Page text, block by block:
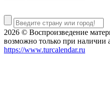
2026 © Воспроизведение
возможно только при наличии
https://www.turcalendar.ru